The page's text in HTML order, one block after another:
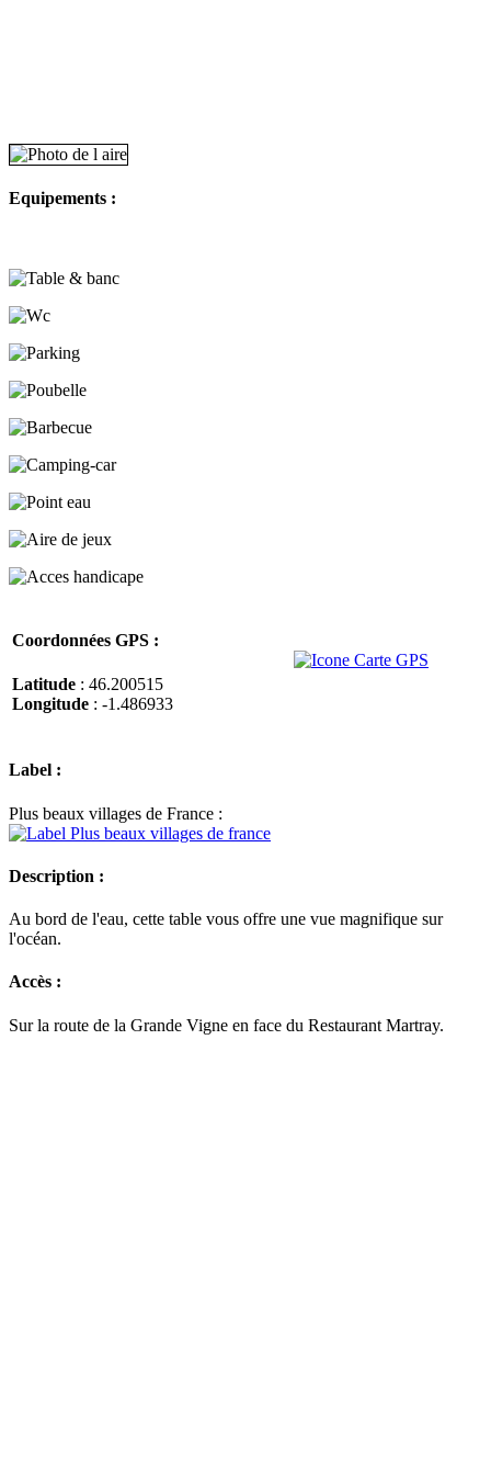
Equipements :
Coordonnées GPS :
Latitude : 46.200515
Longitude : -1.486933
Label :
Plus beaux villages de France :
Description :
Au bord de l'eau, cette table vous offre une vue magnifique sur
l'océan.
Accès :
Sur la route de la Grande Vigne en face du Restaurant Martray.